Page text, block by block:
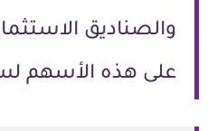
والصناديق
على هذه الأسهم